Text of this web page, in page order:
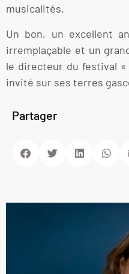
musicalités.
Un bon, un excellent
irremplaçable et un
le directeur du festival «
invité sur ses terres
Partager